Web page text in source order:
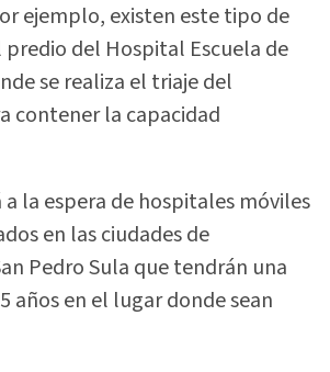
ejemplo, existen este tipo de
del Hospital Escuela de
se realiza el triaje del
contener la capacidad
a la espera de hospitales móviles
en las ciudades de
Pedro Sula que tendrán una
años en el lugar donde sean